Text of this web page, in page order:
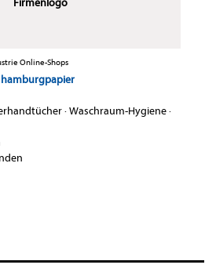
Firmenlogo
Online-Shops
hamburgpapier
·Waschraum-Hygiene·